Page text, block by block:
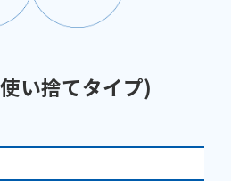
い捨てタイプ)